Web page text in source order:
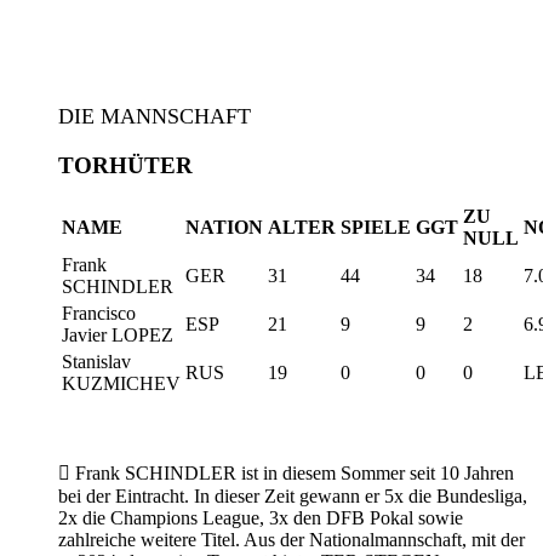
DIE MANNSCHAFT
TORHÜTER
NAME NATION ALTER SPIELE GGT
ZU
NULL
Frank
SCHINDLER
GER 31 44 34 18
Francisco
Javier LOPEZ
ESP 21 9 9 2
Stanislav
KUZMICHEV
RUS 19 0 0 0
 Frank SCHINDLER ist in diesem Sommer seit 10 Jahren
bei der Eintracht. In dieser Zeit gewann er 5x die Bundesliga,
2x die Champions League, 3x den DFB Pokal sowie
zahlreiche weitere Titel. Aus der Nationalmannschaft, mit der